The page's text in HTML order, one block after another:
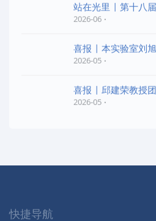
站在光里 | 第十八
2026-06
喜报 | 本实验室刘
2026-05
喜报 | 邱建荣教授
2026-05
快捷导航